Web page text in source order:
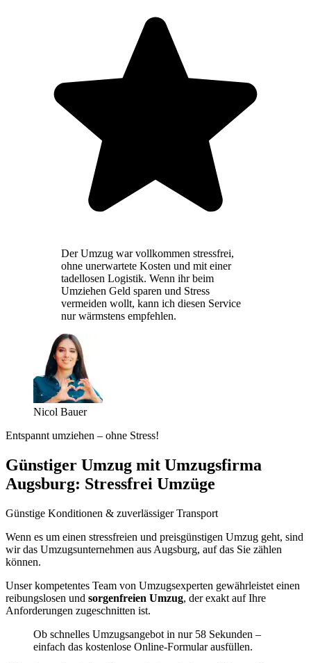
Der Umzug war vollkommen stressfrei,
ohne unerwartete Kosten und mit einer
tadellosen Logistik. Wenn ihr beim
Umziehen Geld sparen und Stress
vermeiden wollt, kann ich diesen Service
nur wärmstens empfehlen.
Nicol Bauer
Entspannt umziehen – ohne Stress!
Günstiger Umzug mit Umzugsfirma
Augsburg: Stressfrei Umzüge
Günstige Konditionen & zuverlässiger Transport
Wenn es um einen stressfreien und preisgünstigen Umzug geht, sind
wir das Umzugsunternehmen aus Augsburg, auf das Sie zählen
können.
Unser kompetentes Team von Umzugsexperten gewährleistet einen
reibungslosen und sorgenfreien Umzug, der exakt auf Ihre
Anforderungen zugeschnitten ist.
Ob schnelles Umzugsangebot in nur 58 Sekunden –
einfach das kostenlose Online-Formular ausfüllen.